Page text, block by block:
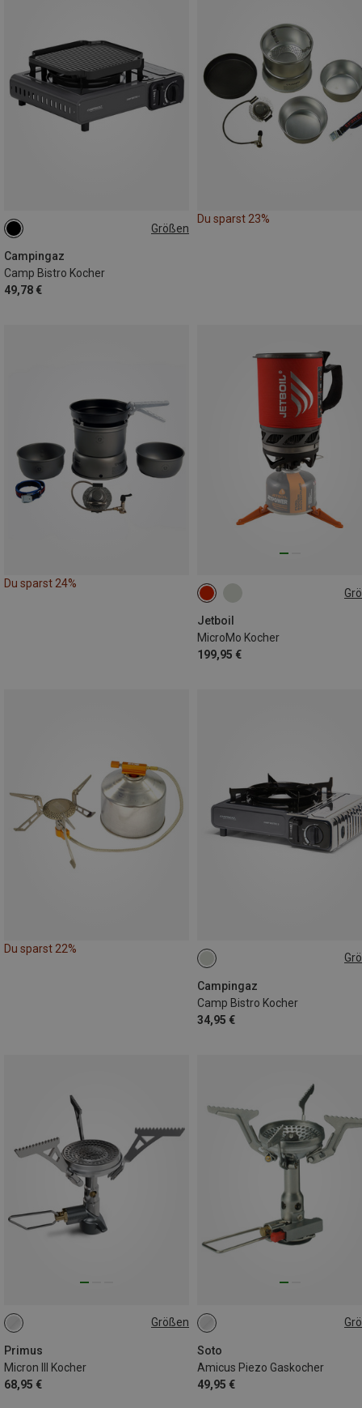
Größen
Campingaz
Camp Bistro Kocher
49,78 €
ONE SIZE
Du sparst 23%
Du sparst 24%
Jetboil
MicroMo Kocher
199,95 €
ONE SIZE
Du sparst 22%
Campingaz
Camp Bistro Kocher
34,95 €
ONE SIZE
Größen
Primus
Micron III Kocher
68,95 €
ONE SIZE
Soto
Amicus Piezo Gaskocher
49,95 €
ONE SIZE